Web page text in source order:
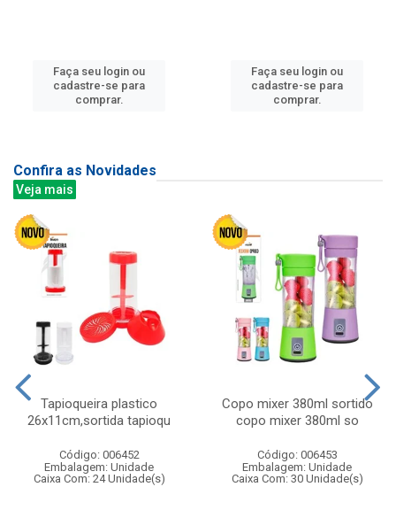
Faça seu login ou
cadastre-se para
comprar.
Faça seu login ou
cadastre-se para
comprar.
Confira as Novidades
Veja mais
Tapioqueira plastico
26x11cm,sortida tapioqu
Código: 006452
Embalagem: Unidade
Caixa Com: 24 Unidade(s)
Copo mixer 380ml sortido
copo mixer 380ml so
Código: 006453
Embalagem: Unidade
Caixa Com: 30 Unidade(s)